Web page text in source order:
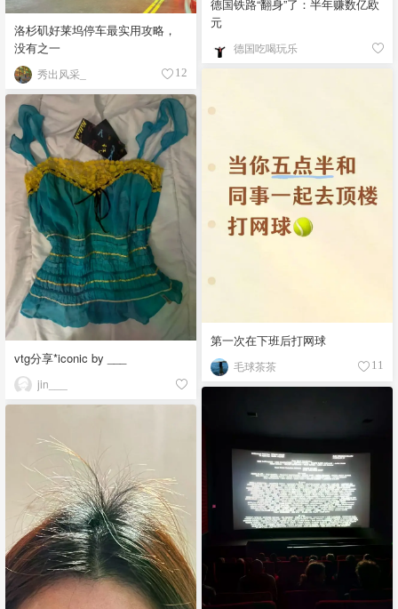
德国铁路“翻身”了：半年赚数亿欧
元
德国吃喝玩乐
洛杉矶好莱坞停车最实用攻略，
没有之一
秀出风采_ 12
第一次在下班后打网球
毛球茶茶 11
vtg分享*iconic by ___
jin___